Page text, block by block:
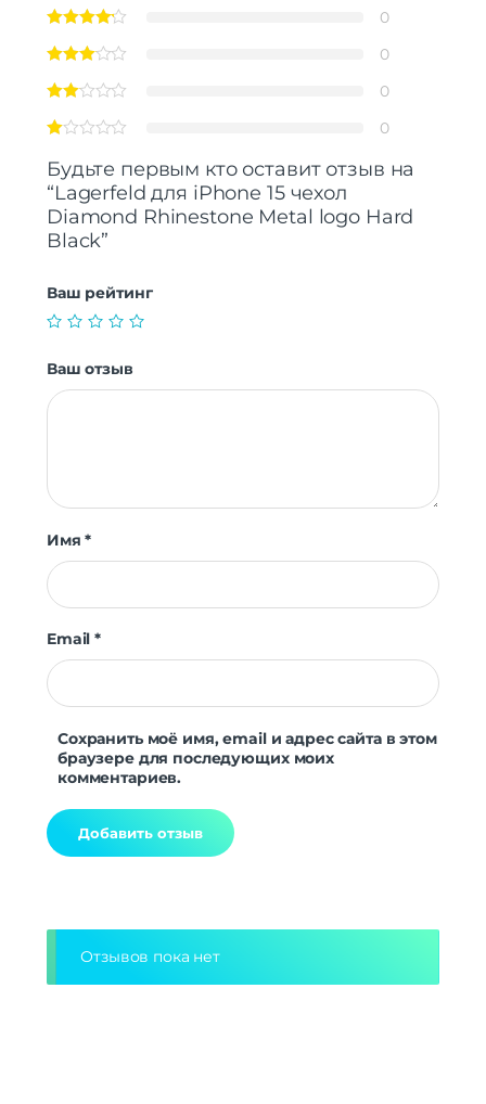
0
0
0
0
Будьте первым кто оставит отзыв на
“Lagerfeld для iPhone 15 чехол
Diamond Rhinestone Metal logo Hard
Black”
Ваш рейтинг
Ваш отзыв
Имя*
Email*
Сохранить моё имя, email и адрес сайта в этом
браузере для последующих моих
комментариев.
Отзывов пока нет